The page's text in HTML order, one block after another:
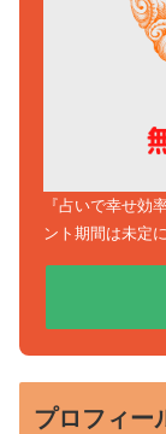
『占いで幸せ
ント期間は未定
プロフィー